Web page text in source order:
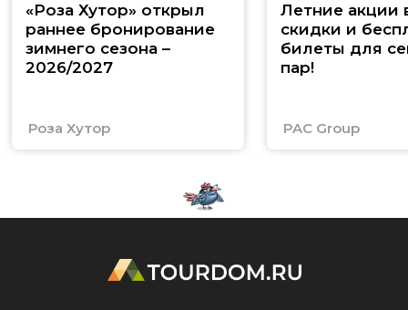
«Роза Хутор» открыл
раннее бронирование
зимнего сезона –
2026/2027
Роза Хутор
Летние акции
скидки и
билеты для
пар!
PAC Group